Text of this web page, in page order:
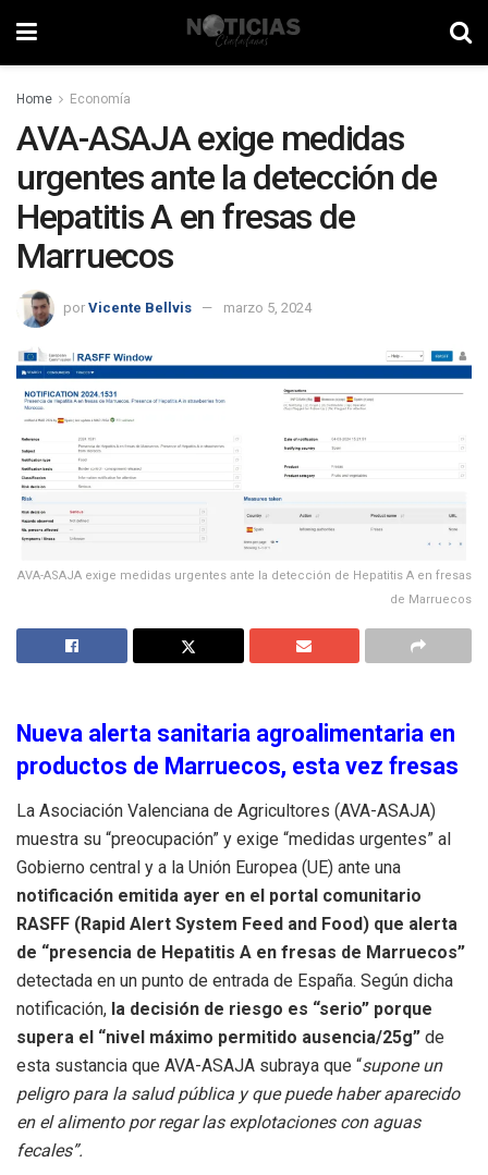
Home Economía
AVA-ASAJA exige medidas
urgentes ante la detección de
Hepatitis A en fresas de
Marruecos
por Vicente Bellvis marzo 5, 2024
AVA-ASAJA exige medidas urgentes ante la detección de Hepatitis A en fresas
de Marruecos
Nueva alerta sanitaria agroalimentaria en
productos de Marruecos, esta vez fresas
La Asociación Valenciana de Agricultores (AVA-ASAJA)
muestra su “preocupación” y exige “medidas urgentes” al
Gobierno central y a la Unión Europea (UE) ante una
notificación emitida ayer en el portal comunitario
RASFF (Rapid Alert System Feed and Food) que alerta
de “presencia de Hepatitis A en fresas de Marruecos”
detectada en un punto de entrada de España. Según dicha
notificación, la decisión de riesgo es “serio” porque
supera el “nivel máximo permitido ausencia/25g” de
esta sustancia que AVA-ASAJA subraya que “supone un
peligro para la salud pública y que puede haber aparecido
en el alimento por regar las explotaciones con aguas
fecales”.